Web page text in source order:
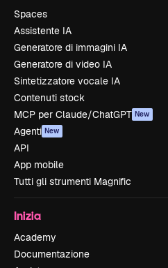
Spaces
Assistente IA
Generatore di immagini IA
Generatore di video IA
Sintetizzatore vocale IA
Contenuti stock
MCP per Claude/ChatGPT New
Agenti New
API
App mobile
Tutti gli strumenti Magnific
Inizia
Academy
Documentazione